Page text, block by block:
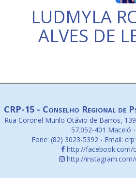
LUDMYLA
ALVES DE
CRP-15 - Conselho Regional de
Rua Coronel Murilo Otávio de Barros,
57.052-401 Maceió
Fone: (82) 3023-5392 - Email:
http://facebook.com/
http://instagram.com/